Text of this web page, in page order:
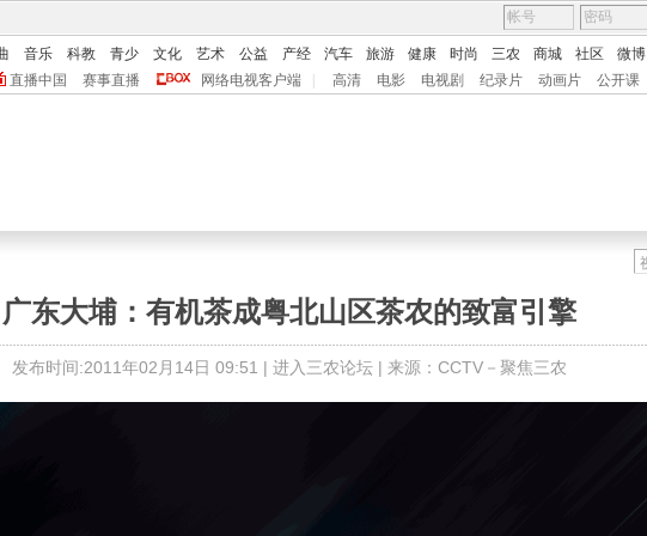
音乐 科教 青少 文化 艺术 公益 产经 汽车 旅游 健康 时尚 三农 商城 社区 微博
直播中国 赛事直播 网络电视客户端 高清 电影 电视剧 纪录片 动画片 公开课
广东大埔：有机茶成粤北山区茶农的致富引擎
发布时间:2011年02月14日 09:51 | 进入三农论坛 | 来源：CCTV－聚焦三农